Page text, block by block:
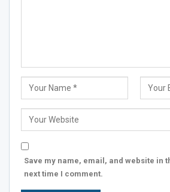
Save my name, email, and website in
next time I comment.